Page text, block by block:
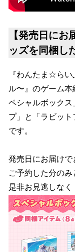
【発売日に
ッズを同梱し
『わんたま☆ら
ル〜』のゲーム
ペシャルボックス
プ」と「ラビッ
です。
発売日にお届けで
ご予約した分のみ
是非お見逃しなく